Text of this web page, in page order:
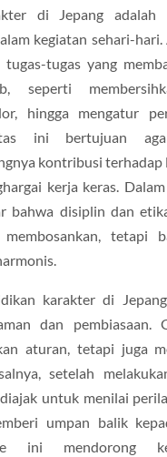
di Jepang adalah
kegiatan sehari-
tugas yang
seperti
hingga mengatur
ini bertujuan
kontribusi terhadap
kerja keras.
bahwa disiplin dan
tetapi
karakter di
dan pembiasaan.
aturan, tetapi juga
setelah
untuk menilai
umpan balik
ini mendorong